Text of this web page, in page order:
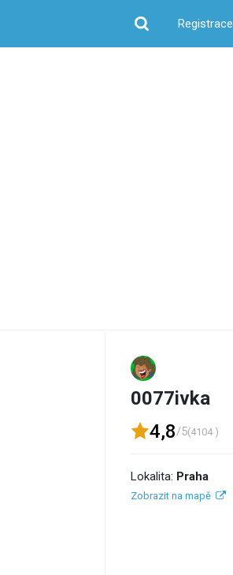
Hledat
Registrace
0077ivka
4,8/5(4104 )
Lokalita: Praha
Zobrazit na mapě